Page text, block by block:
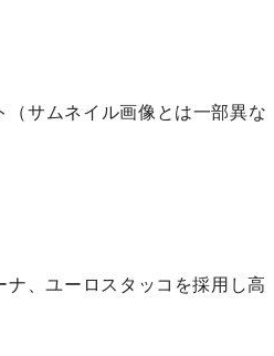
サムネイル画像とは一部異な
、ユーロスタッコを採用し高